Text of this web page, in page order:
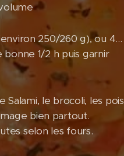
250/260 g), ou 4...
1/2 h puis garnir
le brocoli, les pois
bien partout.
selon les fours.